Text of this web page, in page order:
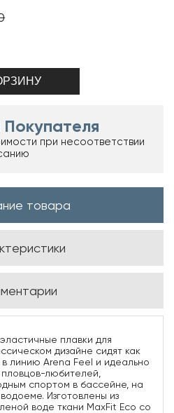
при несоответствии
товара
плавки для
дизайне сидят как
линию Arena Feel и идеально
любителей,
спортом в бассейне, на
Изготовлены из
воде ткани MaxFit Eco со